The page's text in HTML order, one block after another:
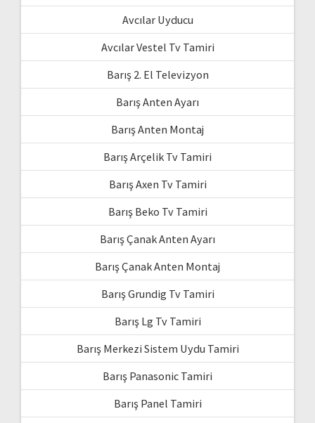
Avcılar Uyducu
Avcılar Vestel Tv Tamiri
Barış 2. El Televizyon
Barış Anten Ayarı
Barış Anten Montaj
Barış Arçelik Tv Tamiri
Barış Axen Tv Tamiri
Barış Beko Tv Tamiri
Barış Çanak Anten Ayarı
Barış Çanak Anten Montaj
Barış Grundig Tv Tamiri
Barış Lg Tv Tamiri
Barış Merkezi Sistem Uydu Tamiri
Barış Panasonic Tamiri
Barış Panel Tamiri